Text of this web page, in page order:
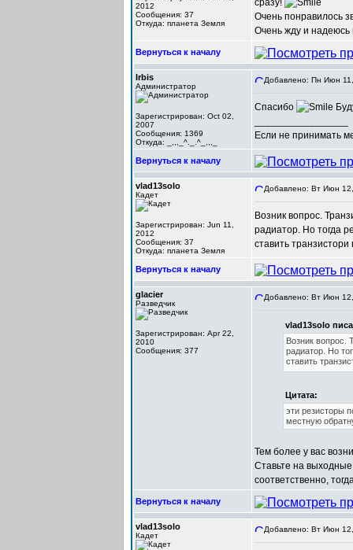
2012
Сообщения: 37
Откуда: планета Земля
сразу!
Очень понравилось
Очень жду и надеюсь
Вернуться к началу
Irbis
Администратор
Зарегистрирован: Oct 02,
2007
Сообщения: 1369
Откуда: _,,,_^._.^_,,,_
Добавлено: Пн Июн
Спасибо
Если не принимать
Вернуться к началу
vlad13solo
Кадет
Зарегистрирован: Jun 11,
2012
Сообщения: 37
Откуда: планета Земля
Добавлено: Вт Июн
Возник вопрос.
радиатор. Но тогда
ставить
Вернуться к началу
glacier
Разведчик
Зарегистрирован: Apr 22,
2010
Сообщения: 377
Добавлено: Вт Июн
vlad13solo
Возник вопрос.
радиатор. Но
ставить
Цитата:
эти резисторы
местную
Тем более у вас
Ставьте на
соответственно,
Вернуться к началу
vlad13solo
Кадет
Добавлено: Вт Июн